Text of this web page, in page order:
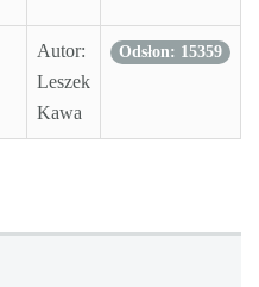
Autor:
Leszek
Kawa
Odsłon: 15359